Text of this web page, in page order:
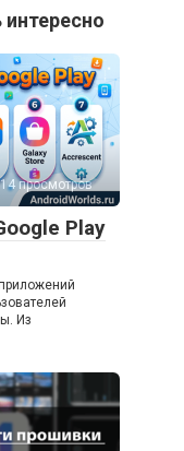
просмотров
Play
Из